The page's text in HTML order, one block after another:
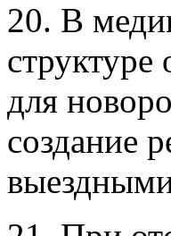
20. В
для
создание